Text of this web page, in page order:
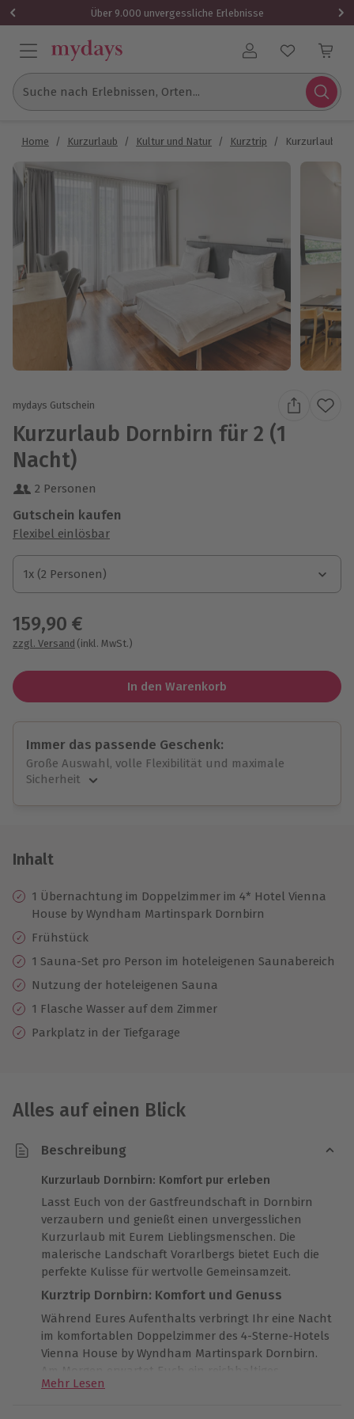
Über 9.000 unvergessliche Erlebnisse
Benutzerkonto
Suche nach Erlebnissen, Orten...
Home / Kurzurlaub / Kultur und Natur / Kurztrip / Kurzurlaub
mydays Gutschein
Kurzurlaub Dornbirn für 2 (1
Nacht)
2 Personen
Gutschein kaufen
Flexibel einlösbar
1x (2 Personen)
1x (2 Personen)
1x (2 Personen)
159,90 €
zzgl. Versand (inkl. MwSt.)
In den Warenkorb
Immer das passende Geschenk:
Große Auswahl, volle Flexibilität und maximale
Sicherheit
Jeder Gutschein für alle Erlebnisse einlösbar.
10 Jahre gültig & verlängerbar.
Inhalt
1 Übernachtung im Doppelzimmer im 4* Hotel Vienna
House by Wyndham Martinspark Dornbirn
Frühstück
1 Sauna-Set pro Person im hoteleigenen Saunabereich
Nutzung der hoteleigenen Sauna
1 Flasche Wasser auf dem Zimmer
Parkplatz in der Tiefgarage
Alles auf einen Blick
Beschreibung
Kurzurlaub Dornbirn: Komfort pur erleben
Lasst Euch von der Gastfreundschaft in Dornbirn
verzaubern und genießt einen unvergesslichen
Kurzurlaub mit Eurem Lieblingsmenschen. Die
malerische Landschaft Vorarlbergs bietet Euch die
perfekte Kulisse für wertvolle Gemeinsamzeit.
Kurztrip Dornbirn: Komfort und Genuss
Während Eures Aufenthalts verbringt Ihr eine Nacht
im komfortablen Doppelzimmer des 4-Sterne-Hotels
Vienna House by Wyndham Martinspark Dornbirn.
Am Morgen erwartet Euch ein reichhaltiges
Frühstück, das keine Wünsche offen lässt und den
Mehr Lesen